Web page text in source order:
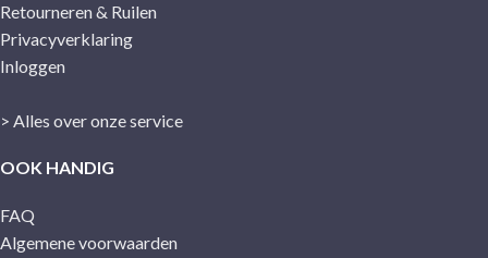
Retourneren & Ruilen
Privacyverklaring
Inloggen
> Alles over onze service
OOK HANDIG
FAQ
Algemene voorwaarden